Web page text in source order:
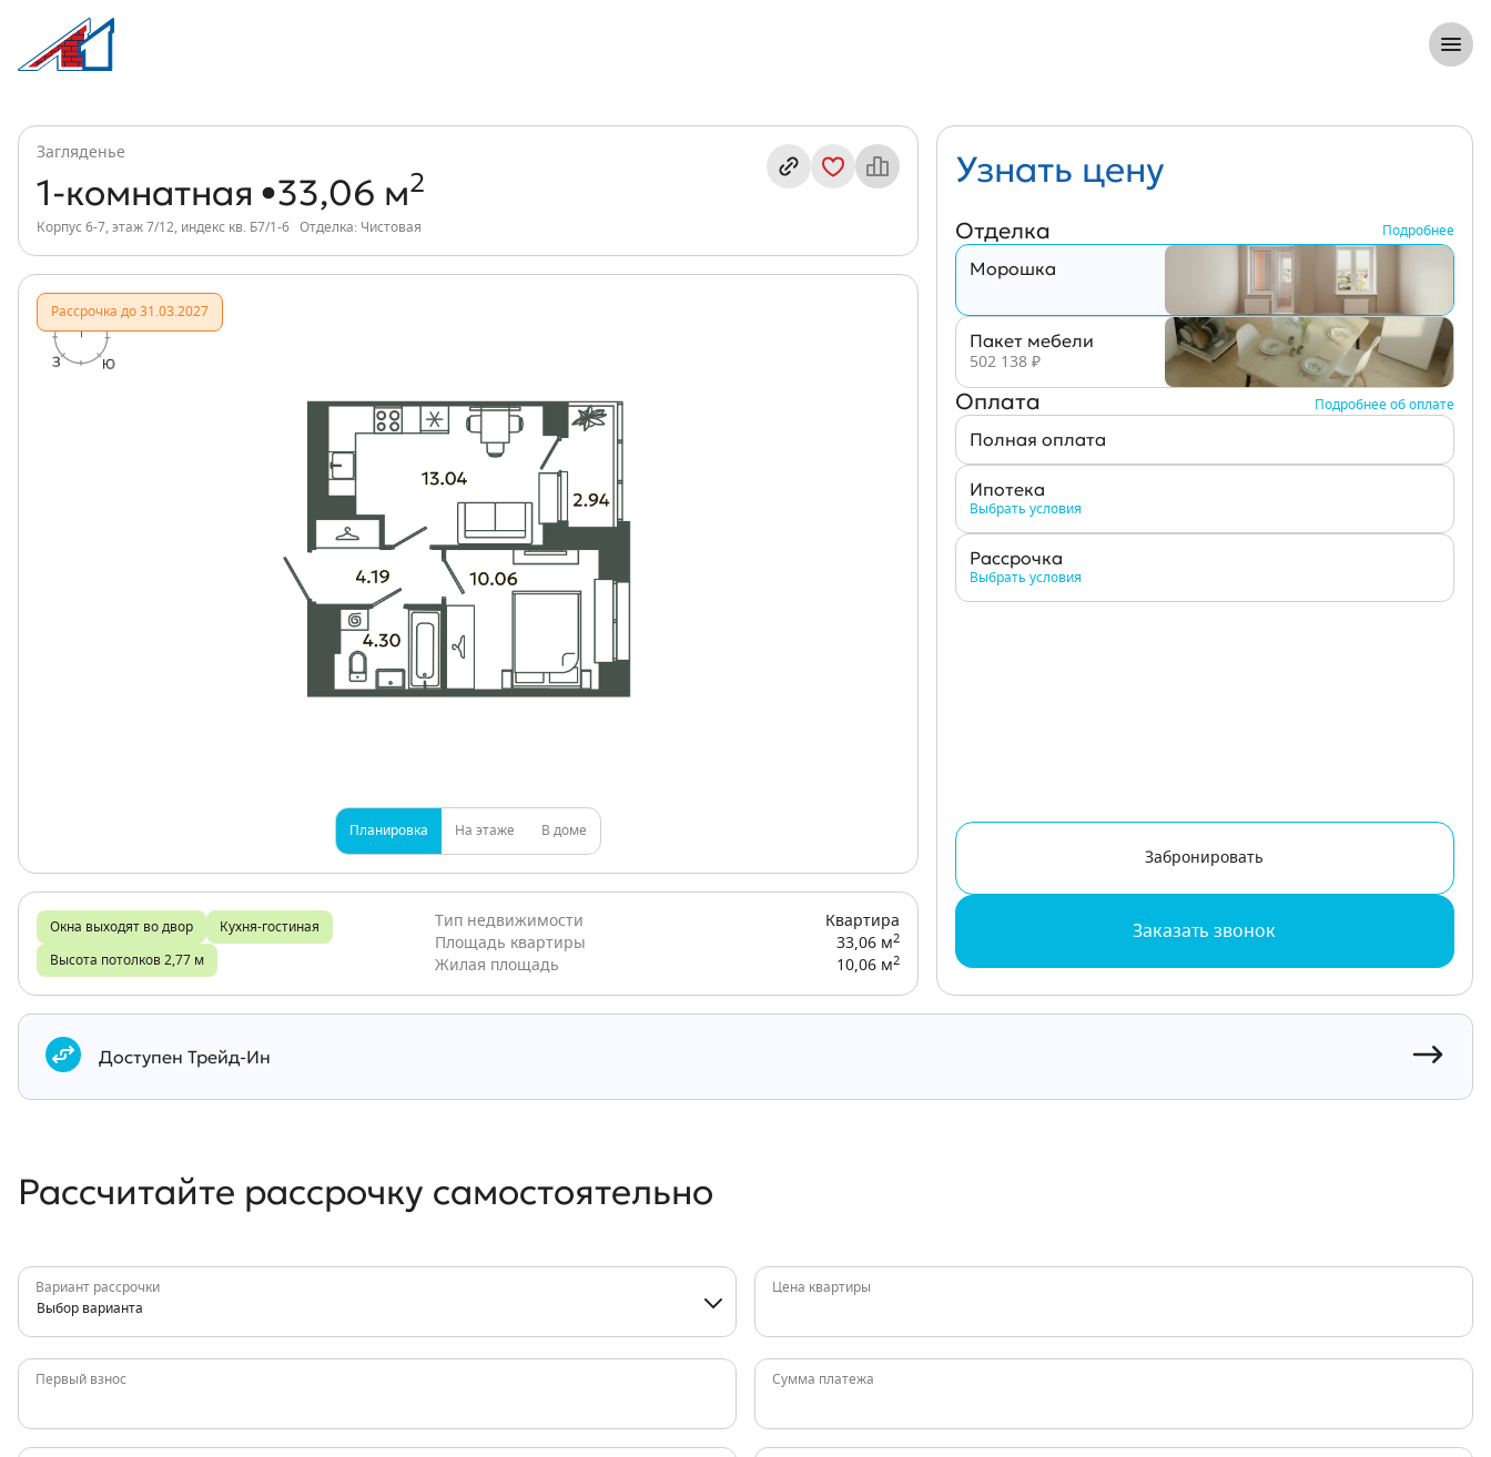
1-комнатная, 33 м², ЖК Загляденье, индекс кв. Б7/1-6
Информация о квартире
1-комнатная 33,06 м2
Загляденье
Корпус 6-7, этаж 7/12, индекс кв. Б7/1-6 Отделка: Чистовая
Рассрочка до 31.03.2027
Планировка На этаже В доме
Окна выходят во двор Кухня-гостиная
Высота потолков 2,77 м
Тип недвижимости
Квартира
Площадь квартиры
33,06 м2
Жилая площадь 10,06 м2
Узнать цену
Отделка Подробнее
Морошка
Пакет мебели
502 138₽
Оплата Подробнее об оплате
Полная оплата
Ипотека
Выбрать условия
Рассрочка
Выбрать условия
Забронировать
Заказать звонок
Документы
Доступен Трейд-Ин
Рассчитайте рассрочку самостоятельно
Вариант рассрочки
Выбор варианта
Цена квартиры
Первый взнос Сумма платежа